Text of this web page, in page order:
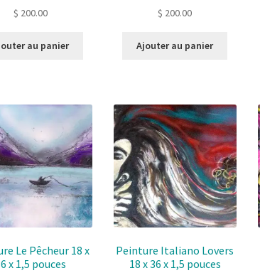
$ 200.00
au panier
$ 200.00
Ajouter au panier
Le Pêcheur 18 x
x 1,5 pouces
Peinture Italiano Lovers
18 x 36 x 1,5 pouces